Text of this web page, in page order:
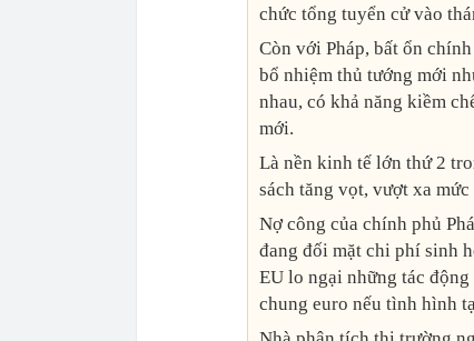
chức tổng tuyển cử vào
Còn với Pháp, bất ổn
bổ nhiệm thủ tướng mới
nhau, có khả năng kiềm
mới.
Là nền kinh tế lớn thứ 2
sách tăng vọt, vượt xa
Nợ công của chính phủ
đang đối mặt chi phí sinh
EU lo ngại những tác
chung euro nếu tình hình